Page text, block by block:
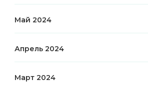
Май 2024
Апрель 2024
Март 2024